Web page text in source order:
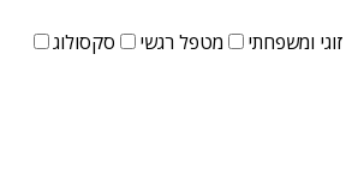
ומשפחתי מטפל רגשי
סקסולוג